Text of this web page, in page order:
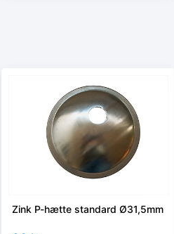
Zink P-hætte standard Ø31,5mm